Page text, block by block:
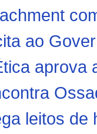
ao
aprova
leitos de